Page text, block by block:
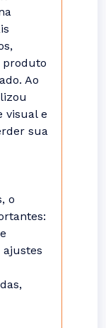
produto
Ao
visual e
sua
o